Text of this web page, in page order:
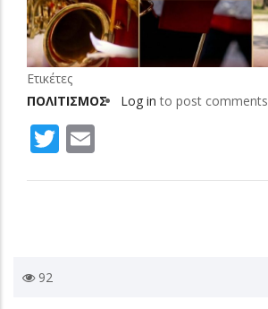
Ετικέτες
ΠΟΛΙΤΙΣΜΟΣ
Log in to post comments
Twitter
92